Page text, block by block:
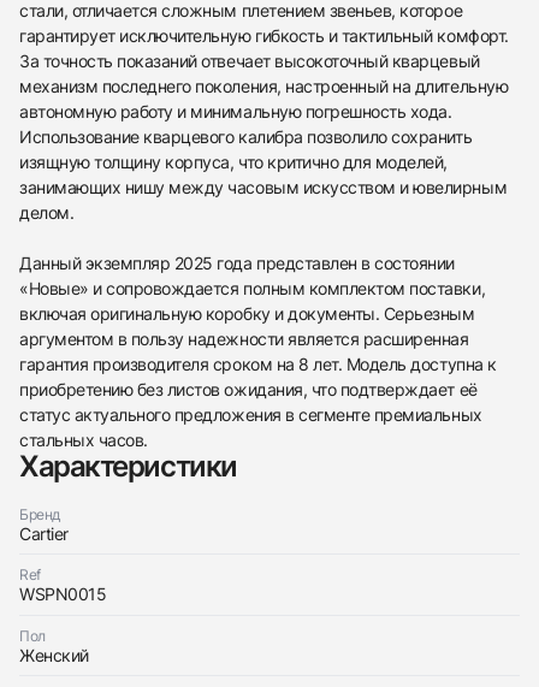
438
285
145
142
205
204
195
150
6
стали, отличается сложным плетением звеньев, которое
гарантирует исключительную гибкость и тактильный комфорт.
За точность показаний отвечает высокоточный кварцевый
механизм последнего поколения, настроенный на длительную
автономную работу и минимальную погрешность хода.
Использование кварцевого калибра позволило сохранить
изящную толщину корпуса, что критично для моделей,
занимающих нишу между часовым искусством и ювелирным
делом.
Данный экземпляр 2025 года представлен в состоянии
«Новые» и сопровождается полным комплектом поставки,
включая оригинальную коробку и документы. Серьезным
аргументом в пользу надежности является расширенная
гарантия производителя сроком на 8 лет. Модель доступна к
приобретению без листов ожидания, что подтверждает её
статус актуального предложения в сегменте премиальных
стальных часов.
Характеристики
Бренд
Cartier
Ref
WSPN0015
Пол
Женский
Купить эти часы
Оставьте ваши контактные данные и мы свяжемся
с вами
Cartier
Medium Panthere De Cartier Steel
Новые
$6,400
Трейд-ин часов
Оставьте ваши контактные данные и мы свяжемся
с вами
Cartier
Medium Panthere De Cartier Steel
Новые Коробка + Документы
$6,400